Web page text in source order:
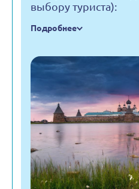
выбору туриста):
Подробнее